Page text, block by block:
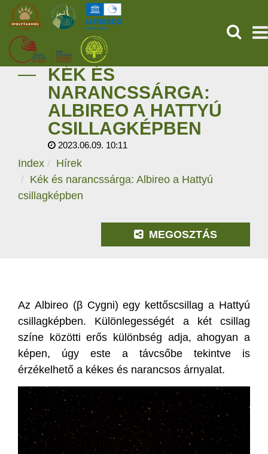
KEZDŐOLDAL
ŐSVILÁGI POMPEJI
SZOLGÁLTATÁSOK
HÍREK
KÉK ÉS
NARANCSSÁRGA:
ALBIREO A HATTYÚ
CSILLAGKÉPBEN
2023.06.09. 10:11
Index
Hírek
Kék és narancssárga: Albireo a Hattyú
csillagképben
MEGOSZTÁS
Az Albireo (β Cygni) egy kettőscsillag a Hattyú
csillagképben. Különlegességét a két csillag
színe közötti erős különbség adja, ahogyan a
képen, úgy este a távcsőbe tekintve is
érzékelhető a kékes és narancsos árnyalat.